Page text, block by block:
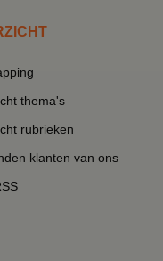
thema's
rubrieken
klanten van ons